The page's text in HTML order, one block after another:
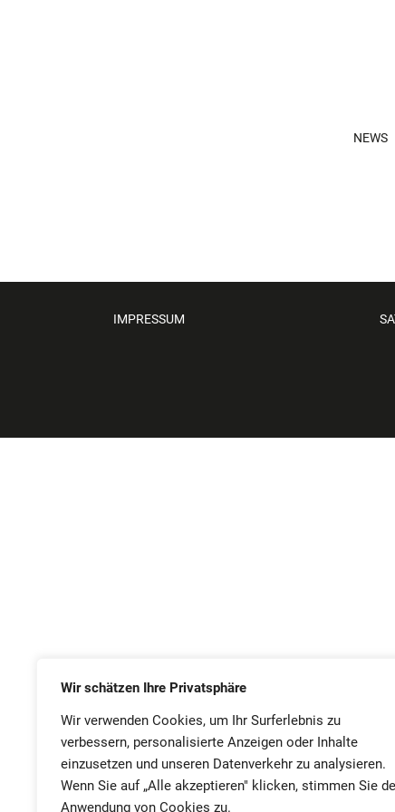
Wir schätzen Ihre Privatsphäre
Wir verwenden Cookies, um Ihr Surferlebnis zu
verbessern, personalisierte Anzeigen oder Inhalte
einzusetzen und unseren Datenverkehr zu analysieren.
Wenn Sie auf „Alle akzeptieren" klicken, stimmen Sie
Anwendung von Cookies zu.
NEWS
IMPRESSUM